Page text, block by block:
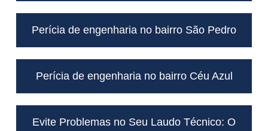
Perícia de engenharia no bairro São Pedro
Perícia de engenharia no bairro Céu Azul
Evite Problemas no Seu Laudo Técnico: O